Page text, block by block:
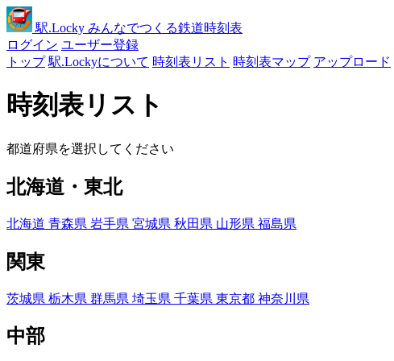
駅.Locky みんなでつくる鉄道時刻表
ログイン ユーザー登録
トップ 駅.Lockyについて 時刻表リスト 時刻表マップ アップロード
時刻表リスト
都道府県を選択してください
北海道・東北
北海道 青森県 岩手県 宮城県 秋田県 山形県 福島県
関東
茨城県 栃木県 群馬県 埼玉県 千葉県 東京都 神奈川県
中部